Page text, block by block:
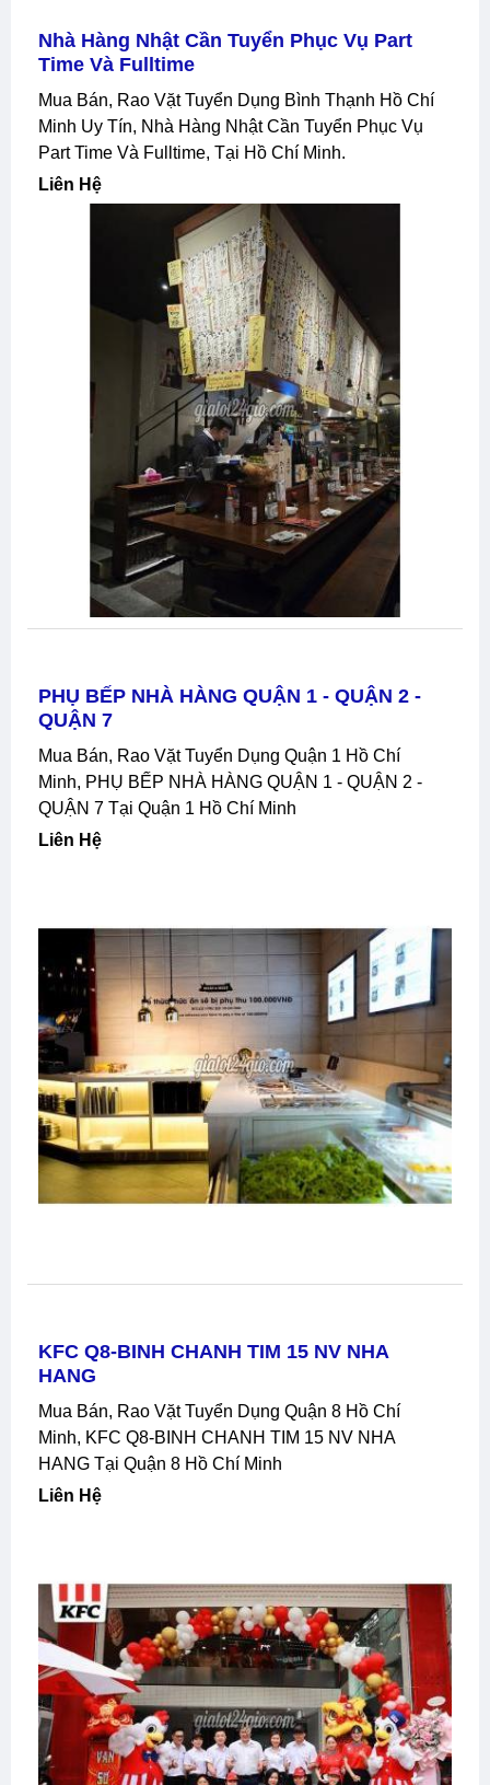
Nhà Hàng Nhật Cần Tuyển Phục Vụ Part
Time Và Fulltime
Mua Bán, Rao Vặt Tuyển Dụng Bình Thạnh Hồ Chí
Minh Uy Tín, Nhà Hàng Nhật Cần Tuyển Phục Vụ
Part Time Và Fulltime, Tại Hồ Chí Minh.
Liên Hệ
PHỤ BẾP NHÀ HÀNG QUẬN 1 - QUẬN 2 -
QUẬN 7
Mua Bán, Rao Vặt Tuyển Dụng Quận 1 Hồ Chí
Minh, PHỤ BẾP NHÀ HÀNG QUẬN 1 - QUẬN 2 -
QUẬN 7 Tại Quận 1 Hồ Chí Minh
Liên Hệ
KFC Q8-BINH CHANH TIM 15 NV NHA
HANG
Mua Bán, Rao Vặt Tuyển Dụng Quận 8 Hồ Chí
Minh, KFC Q8-BINH CHANH TIM 15 NV NHA
HANG Tại Quận 8 Hồ Chí Minh
Liên Hệ